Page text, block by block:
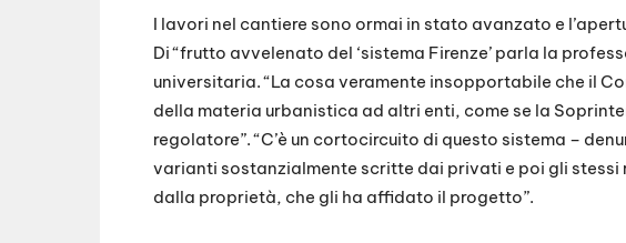
I lavori nel cantiere sono ormai in stato avanzato e
Di “frutto avvelenato del ‘sistema Firenze’ parla la
universitaria. “La cosa veramente insopportabile che il
della materia urbanistica ad altri enti, come se la
regolatore”. “C’è un cortocircuito di questo sistema –
varianti sostanzialmente scritte dai privati e poi gli
dalla proprietà, che gli ha affidato il progetto”.